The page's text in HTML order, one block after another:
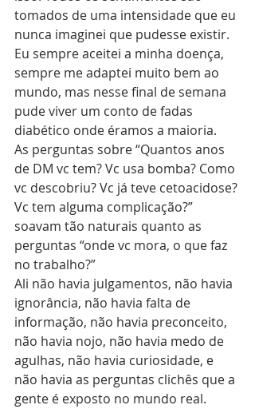
tomados de uma intensidade que eu
nunca imaginei que pudesse existir.
Eu sempre aceitei a minha doença,
sempre me adaptei muito bem ao
mundo, mas nesse final de semana
pude viver um conto de fadas
diabético onde éramos a maioria.
As perguntas sobre “Quantos anos
de DM vc tem? Vc usa bomba? Como
vc descobriu? Vc já teve cetoacidose?
Vc tem alguma complicação?”
soavam tão naturais quanto as
perguntas “onde vc mora, o que faz
no trabalho?”
Ali não havia julgamentos, não havia
ignorância, não havia falta de
informação, não havia preconceito,
não havia nojo, não havia medo de
agulhas, não havia curiosidade, e
não havia as perguntas clichês que a
gente é exposto no mundo real.